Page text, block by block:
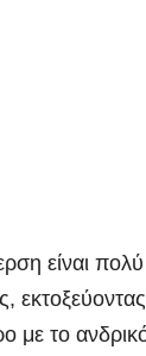
είναι
με το